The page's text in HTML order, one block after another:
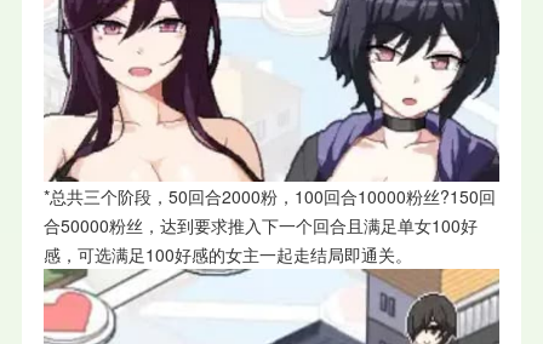
*总共三个阶段，50回合2000粉，100回合10000粉丝?150回
合50000粉丝，达到要求推入下一个回合且满足单女100好
感，可选满足100好感的女主一起走结局即通关。